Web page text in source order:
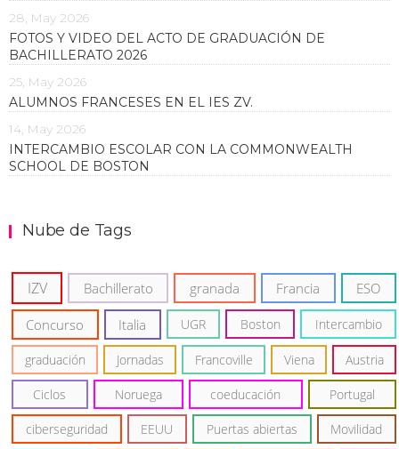
28, May 2026
FOTOS Y VIDEO DEL ACTO DE GRADUACIÓN DE
BACHILLERATO 2026
25, May 2026
ALUMNOS FRANCESES EN EL IES ZV.
14, May 2026
INTERCAMBIO ESCOLAR CON LA COMMONWEALTH
SCHOOL DE BOSTON
Nube de Tags
IZV Bachillerato granada Francia ESO
Concurso Italia UGR Boston Intercambio
graduación Jornadas Francoville Viena Austria
Ciclos Noruega coeducación Portugal
ciberseguridad EEUU Puertas abiertas Movilidad